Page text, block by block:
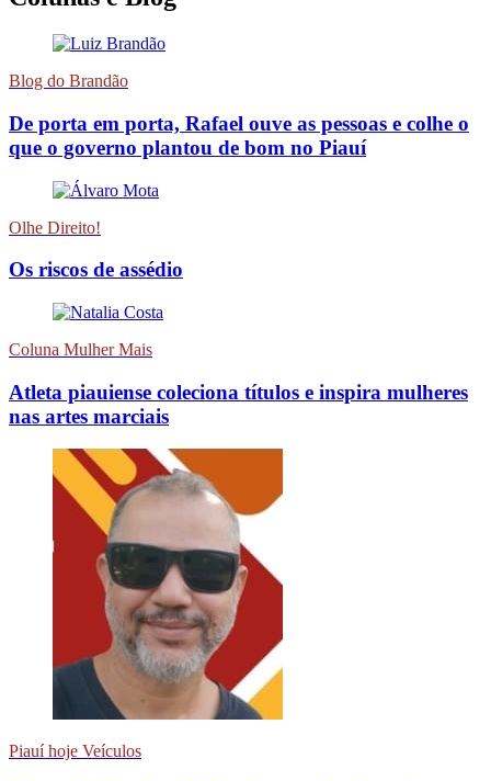
Blog do Brandão
De porta em porta, Rafael ouve as pessoas e colhe o
que o governo plantou de bom no Piauí
Olhe Direito!
Os riscos de assédio
Coluna Mulher Mais
Atleta piauiense coleciona títulos e inspira mulheres
nas artes marciais
Piauí hoje Veículos